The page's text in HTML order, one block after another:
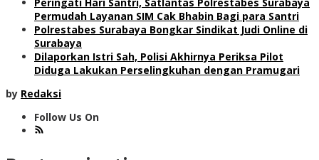
Permudah Layanan SIM Cak Bhabin Bagi para Santri
Polrestabes Surabaya Bongkar Sindikat Judi Online di
Surabaya
Dilaporkan Istri Sah, Polisi Akhirnya Periksa Pilot
Diduga Lakukan Perselingkuhan dengan Pramugari
by Redaksi
Follow Us On